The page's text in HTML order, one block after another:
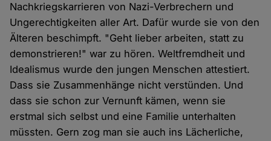
Nachkriegskarrieren von Nazi-Verbrechern und
Ungerechtigkeiten aller Art. Dafür wurde sie von den
Älteren beschimpft. "Geht lieber arbeiten, statt zu
demonstrieren!" war zu hören. Weltfremdheit und
Idealismus wurde den jungen Menschen attestiert.
Dass sie Zusammenhänge nicht verstünden. Und
dass sie schon zur Vernunft kämen, wenn sie
erstmal sich selbst und eine Familie unterhalten
müssten. Gern zog man sie auch ins Lächerliche,